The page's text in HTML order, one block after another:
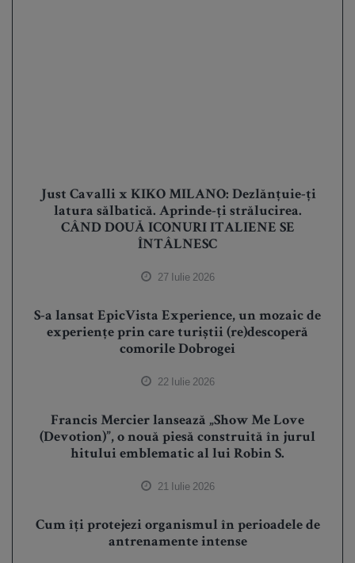
Just Cavalli x KIKO MILANO: Dezlănțuie-ți
latura sălbatică. Aprinde-ți strălucirea.
CÂND DOUĂ ICONURI ITALIENE SE
ÎNTÂLNESC
27 Iulie 2026
S-a lansat EpicVista Experience, un mozaic de
experiențe prin care turiștii (re)descoperă
comorile Dobrogei
22 Iulie 2026
Francis Mercier lansează „Show Me Love
(Devotion)”, o nouă piesă construită în jurul
hitului emblematic al lui Robin S.
21 Iulie 2026
Cum îți protejezi organismul în perioadele de
antrenamente intense